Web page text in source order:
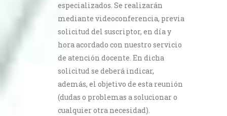
especializados. Se realizarán
mediante videoconferencia, previa
solicitud del suscriptor, en día y
hora acordado con nuestro servicio
de atención docente. En dicha
solicitud se deberá indicar,
además, el objetivo de esta reunión
(dudas o problemas a solucionar o
cualquier otra necesidad).